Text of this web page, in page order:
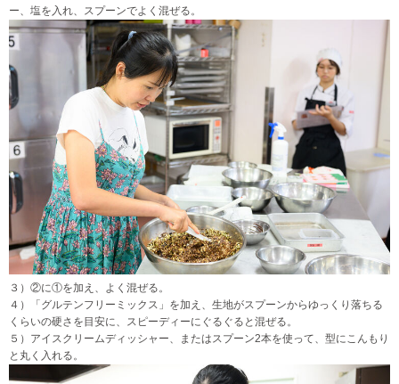
ー、塩を入れ、スプーンでよく混ぜる。
３）②に①を加え、よく混ぜる。
４）「グルテンフリーミックス」を加え、生地がスプーンからゆっくり落ちる
くらいの硬さを目安に、スピーディーにぐるぐると混ぜる。
５）アイスクリームディッシャー、またはスプーン2本を使って、型にこんもり
と丸く入れる。